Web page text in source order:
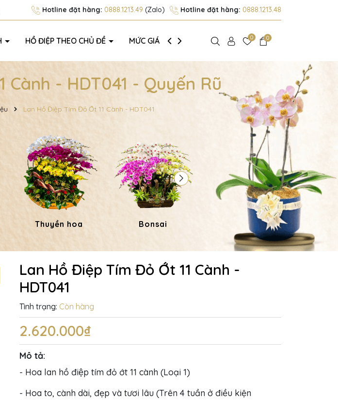
Hotline đặt hàng: 0888.1213.49 (Zalo) Hotline đặt hàng: 0888.1213.48
HỒ ĐIỆP THEO CHỦ ĐỀ MỨC GIÁ GIỚI THIỆU 0 0
- HDT041 - Quyến Rũ
Lan Hồ Điệp Tím Đỏ Ớt 11 Cành - HDT041
Thuyền hoa Bonsai Hoa Dâng Phật
Lan Hồ Điệp Tím Đỏ Ớt 11 Cành -
HDT041
Tình trạng: Còn hàng
2.620.000₫
Mô tả:
- Hoa lan hồ điệp tím đỏ ớt 11 cành (Loại 1)
- Hoa to, cành dài, đẹp và tươi lâu (Trên 4 tuần ở điều kiện